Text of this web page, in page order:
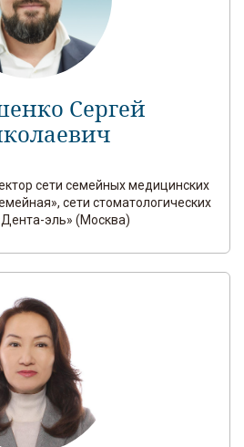
Сергей
сети семейных медицинских
сети стоматологических
эль» (Москва)